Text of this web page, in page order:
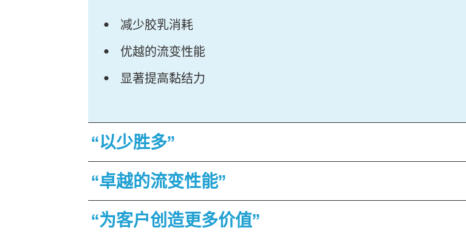
• 减少胶乳消耗
• 优越的流变性能
• 显著提高黏结力
“以少胜多”
“卓越的流变性能”
“为客户创造更多价值”